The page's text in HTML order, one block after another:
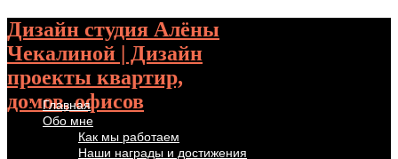
Дизайн студия Алёны
Чекалиной | Дизайн
проекты квартир,
домов, офисов
Главная
Обо мне
Как мы работаем
Наши награды и достижения